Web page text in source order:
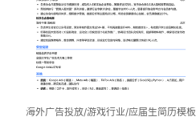
海外广告投放/游戏行业/应届生简历模板